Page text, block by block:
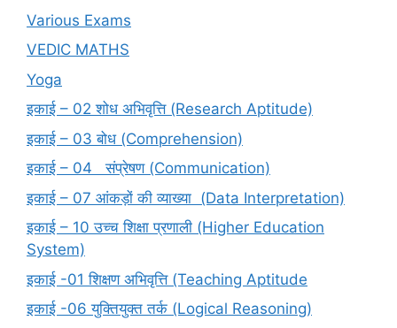
Various Exams
VEDIC MATHS
Yoga
इकाई – 02 शोध अभिवृत्ति (Research Aptitude)
इकाई – 03 बोध (Comprehension)
इकाई – 04 संप्रेषण (Communication)
इकाई – 07 आंकड़ों की व्याख्या (Data Interpretation)
इकाई – 10 उच्च शिक्षा प्रणाली (Higher Education
System)
इकाई -01 शिक्षण अभिवृत्ति (Teaching Aptitude
इकाई -06 युक्तियुक्त तर्क (Logical Reasoning)